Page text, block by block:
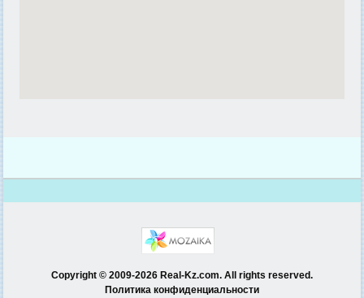
Copyright © 2009-2026 Real-Kz.com. All rights reserved.
Политика конфиденциальности